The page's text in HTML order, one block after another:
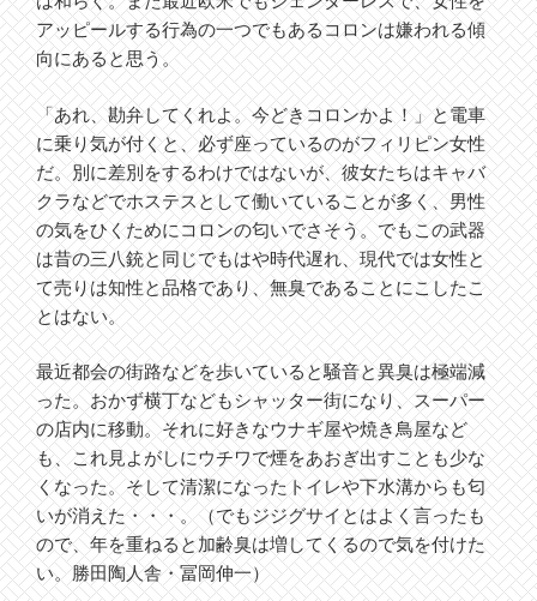
アッピールする行為の一つでもあるコロンは嫌われる傾
向にあると思う。
「あれ、勘弁してくれよ。今どきコロンかよ！」と電車
に乗り気が付くと、必ず座っているのがフィリピン女性
だ。別に差別をするわけではないが、彼女たちはキャバ
クラなどでホステスとして働いていることが多く、男性
の気をひくためにコロンの匂いでさそう。でもこの武器
は昔の三八銃と同じでもはや時代遅れ、現代では女性と
て売りは知性と品格であり、無臭であることにこしたこ
とはない。
最近都会の街路などを歩いていると騒音と異臭は極端減
った。おかず横丁などもシャッター街になり、スーパー
の店内に移動。それに好きなウナギ屋や焼き鳥屋など
も、これ見よがしにウチワで煙をあおぎ出すことも少な
くなった。そして清潔になったトイレや下水溝からも匂
いが消えた・・・。（でもジジグサイとはよく言ったも
ので、年を重ねると加齢臭は増してくるので気を付けた
い。勝田陶人舎・冨岡伸一）